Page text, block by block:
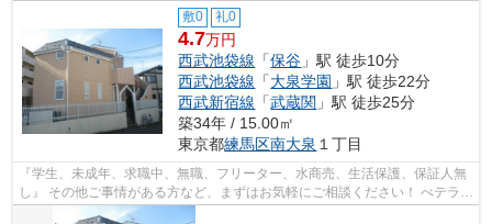
敷0 礼0
4.7万円
西武池袋線 「保谷 」駅 徒歩10分
西武池袋線 「大泉学園 」駅 徒歩22分
西武新宿線 「武蔵関 」駅 徒歩25分
築34年 / 15.00㎡
東京都練馬区南大泉 １丁目
『学生、未成年、求職中、無職、フリーター、水商売、生活保護、保証人無
し』 その他ご事情がある方など、まずはお気軽にご相談ください！ べテラン
スタッフが対応致しますのでご希望...